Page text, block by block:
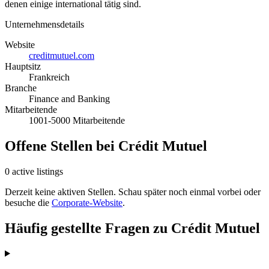
denen einige international tätig sind.
Unternehmensdetails
Website
creditmutuel.com
Hauptsitz
Frankreich
Branche
Finance and Banking
Mitarbeitende
1001-5000 Mitarbeitende
Offene Stellen bei Crédit Mutuel
0 active listings
Derzeit keine aktiven Stellen. Schau später noch einmal vorbei oder
besuche die Corporate-Website.
Häufig gestellte Fragen zu Crédit Mutuel